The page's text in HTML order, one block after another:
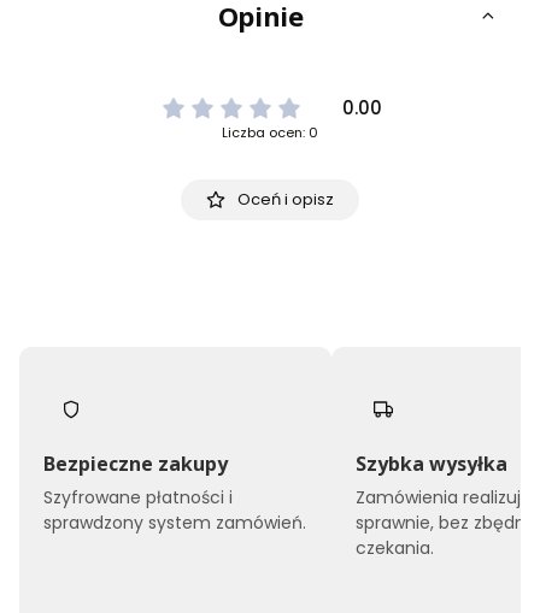
Opinie
0.00
Liczba ocen: 0
Oceń i opisz
Bezpieczne zakupy
Szyfrowane płatności i
sprawdzony system zamówień.
Szybka wysyłka
Zamówienia
sprawnie, bez
czekania.